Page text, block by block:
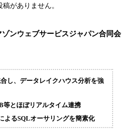
がありません。
ゾンウェブサービスジャパン合同会
し、データレイクハウス分析を強
等とほぼリアルタイム連携
よるSQLオーサリングを簡素化